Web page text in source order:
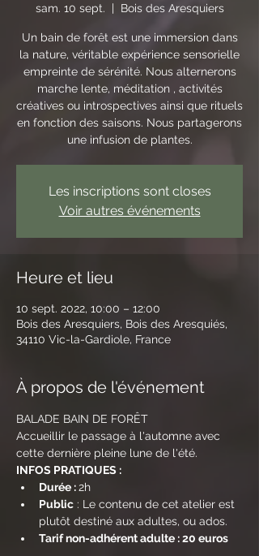
sam. 10 sept.
  |
Bois des Aresquiers
Un bain de forêt est une immersion dans
la nature, véritable expérience sensorielle
empreinte de sérénité. Nous alternerons
marche lente, méditation , activités
créatives ou introspectives ainsi que rituels
en fonction des saisons. Nous partagerons
une infusion de plantes.
Les inscriptions sont closes
Voir autres événements
Heure et lieu
10 sept. 2022, 10:00 – 12:00
Bois des Aresquiers, Bois des Aresquiés,
34110 Vic-la-Gardiole, France
À propos de l'événement
BALADE BAIN DE FORÊT
Accueillir le passage à l'automne avec
cette dernière pleine lune de l'été.
INFOS PRATIQUES :
Durée : 2h
Public : Le contenu de cet atelier est
plutôt destiné aux adultes, ou ados.
Tarif non-adhérent adulte : 20 euros